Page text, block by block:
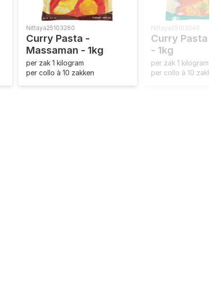
Nittaya25103260
Curry Pasta -
Massaman - 1kg
per zak 1 kilogram
per collo à 10 zakken
Nittaya25103240
Curry Pasta -
- 1kg
per zak 1 kilogram
per collo à 10 zakken